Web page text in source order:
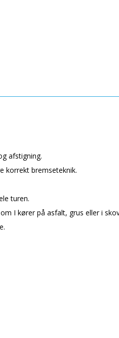
afstigning.
korrekt bremseteknik.
turen.
I kører på asfalt, grus eller i